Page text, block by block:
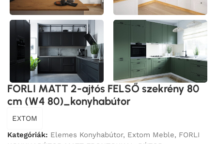
FORLI MATT 2-ajtós FELSŐ szekrény 80
cm (W4 80)_konyhabútor
EXTOM
Kategóriák: Elemes Konyhabútor, Extom Meble, FORLI